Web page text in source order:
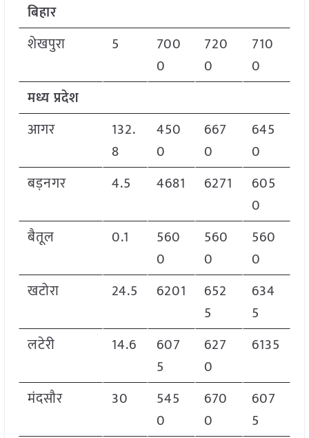
बिहार
शेखपुरा
5
700
0
720
0
710
0
मध्य प्रदेश
आगर
132.
8
450
0
667
0
645
0
बड़नगर
4.5 4681 6271
605
0
बैतूल
0.1
560
0
560
0
560
0
खटोरा
24.5 6201
652
5
634
5
लटेरी
14.6
607
5
627
0
6135
मंदसौर 30
545
0
670
0
607
5